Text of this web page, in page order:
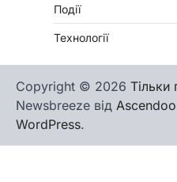
Події
Технології
Copyright © 2026 Тільки
Newsbreeze від
WordPress.